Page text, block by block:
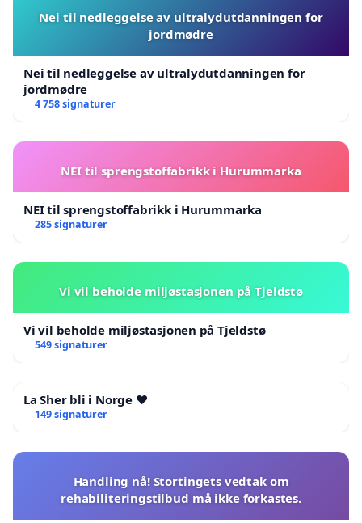
Nei til nedleggelse av ultralydutdanningen for
jordmødre
Nei til nedleggelse av ultralydutdanningen for
jordmødre
4 758 signaturer
NEI til sprengstoffabrikk i Hurummarka
NEI til sprengstoffabrikk i Hurummarka
285 signaturer
Vi vil beholde miljøstasjonen på Tjeldstø
Vi vil beholde miljøstasjonen på Tjeldstø
549 signaturer
La Sher bli i Norge ❤️
149 signaturer
Handling nå! Stortingets vedtak om
rehabiliteringstilbud må ikke forkastes.